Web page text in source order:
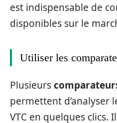
est indispensable de
disponibles sur le
Utiliser les
Plusieurs
permettent d’analyser
VTC en quelques clics.